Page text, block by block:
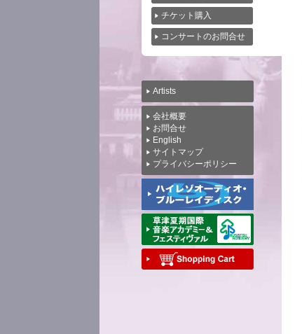
チケット購入
コンサートのお問合せ
Artists
会社概要
お問合せ
English
サイトマップ
プライバシーポリシー